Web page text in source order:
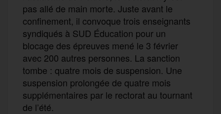
pas allé de main morte. Juste avant le
confinement, il convoque trois enseignants
syndiqués à SUD Éducation pour un
blocage des épreuves mené le 3 février
avec 200 autres personnes. La sanction
tombe : quatre mois de suspension. Une
suspension prolongée de quatre mois
supplémentaires par le rectorat au tournant
de l’été.